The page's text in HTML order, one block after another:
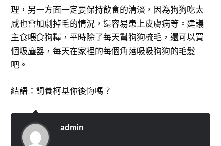
理，另一方面一定要保持飲食的清淡，因為狗狗吃太
咸也會加劇掉毛的情況，還容易患上皮膚病等。建議
主食喂食狗糧，平時除了每天幫狗狗梳毛，還可以買
個吸塵器，每天在家裡的每個角落吸吸狗狗的毛髮
吧。
結語：飼養柯基你後悔嗎？
admin